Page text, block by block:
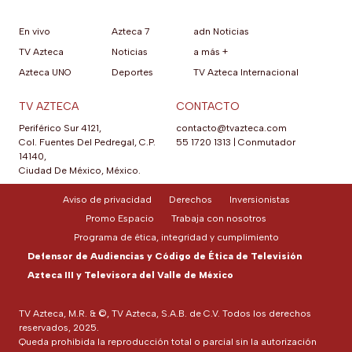
En vivo
TV Azteca
Azteca UNO
Azteca 7
Noticias
Deportes
adn Noticias
a más +
TV Azteca Internacional
TV AZTECA
Periférico Sur 4121,
Col. Fuentes Del Pedregal, C.P.
14140,
Ciudad De México, México.
CONTACTO
contacto@tvazteca.com
55 1720 1313
Conmutador
TV Azteca, M.R. & ©, TV Azteca, S.A.B. de C.V. Todos los derechos
reservados, 2025.
Queda prohibida la reproducción total o parcial sin la autorización
Aviso de privacidad Derechos
Inversionistas
Promo Espacio
Trabaja con nosotros
Programa de ética, integridad y cumplimiento
Defensor de Audiencias y Código de Ética de Televisión
Azteca III y Televisora del Valle de México